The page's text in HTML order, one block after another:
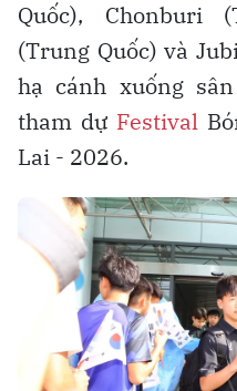
Quốc), Chonburi
(Trung Quốc) và
hạ cánh xuống
tham dự Festival
Lai - 2026.